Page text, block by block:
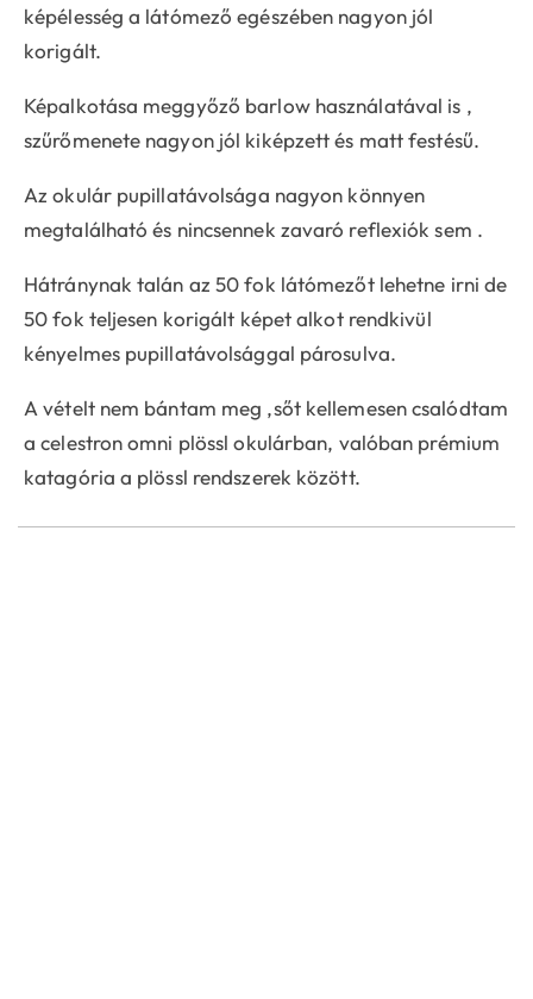
képélesség a látómező egészében nagyon jól
korigált.
Képalkotása meggyőző barlow használatával is ,
szűrőmenete nagyon jól kiképzett és matt festésű.
Az okulár pupillatávolsága nagyon könnyen
megtalálható és nincsennek zavaró reflexiók sem .
Hátránynak talán az 50 fok látómezőt lehetne irni de
50 fok teljesen korigált képet alkot rendkivül
kényelmes pupillatávolsággal párosulva.
A vételt nem bántam meg ,sőt kellemesen csalódtam
a celestron omni plössl okulárban, valóban prémium
katagória a plössl rendszerek között.